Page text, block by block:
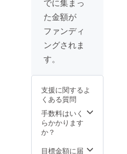
をお届
けしま
す。 ・
飛騨の
木の端
た、森
パック1
袋をお
届けし
ます。
・オリ
の木製
でに集まっ
た金額が
ファンディ
ングされま
す。
支援に関するよ
くある質問
手数料はいく
らかかります
か？
目標金額に届